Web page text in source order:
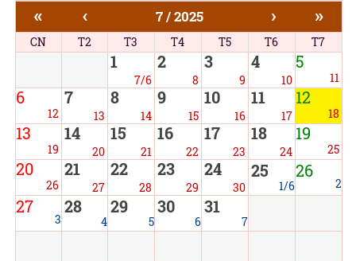
« ‹ 7 / 2025 › »
CN T2 T3 T4 T5 T6 T7
1
7/6
2
8
3
9
4
10
5
11
6
12
7
13
8
14
9
15
10
16
11
17
12
18
13
19
14
20
15
21
16
22
17
23
18
24
19
25
20
26
21
27
22
28
23
29
24
30
25
1/6
26
2
27
3
28
4
29
5
30
6
31
7